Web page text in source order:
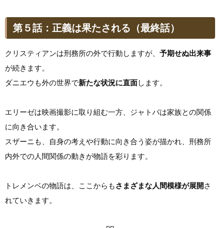
第５話：正義は果たされる（最終話）
クリスティアンは刑務所の外で行動しますが、 予期せぬ出来事
が続きます。
ダニエウも外の世界で新たな状況に直面します。
エリーゼは映画撮影に取り組む一方、ジャトバは家族との関係
に向き合います。
スザーニも、自身の考えや行動に向き合う姿が描かれ、刑務所
内外での人間関係の動きが物語を彩ります。
トレメンベの物語は、ここからも さまざまな人間模様が展開 さ
れていきます。